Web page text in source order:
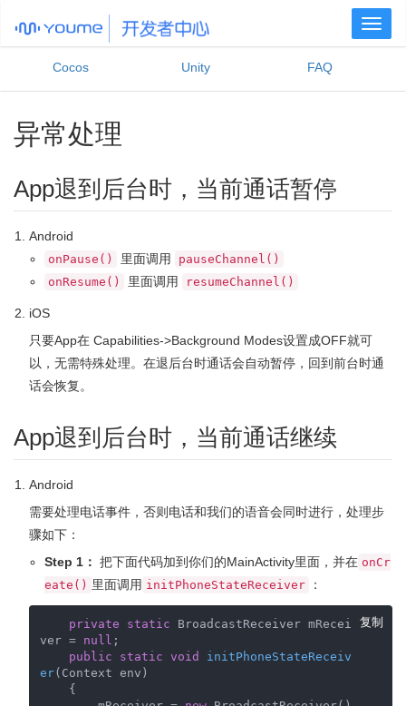
Cocos
Unity FAQ
异常处理
App退到后台时，当前通话暂停
Android
onPause() 里面调用
pauseChannel()
onResume()
里面调用 resumeChannel()
iOS
只要App在 Capabilities->Background Modes设置成OFF就可
以，无需特殊处理。在退后台时通话会自动暂停，回到前台时通
话会恢复。
App退到后台时，当前通话继续
Android
需要处理电话事件，否则电话和我们的语音会同时进行，处理步
骤如下：
Step 1： 把下面代码加到你们的MainActivity里面，并在 onCr
eate() 里面调用 initPhoneStateReceiver ：
复制
private static BroadcastReceiver mRecei
ver = null ;
public
static void
initPhoneStateReceiv
er(Context env)
{